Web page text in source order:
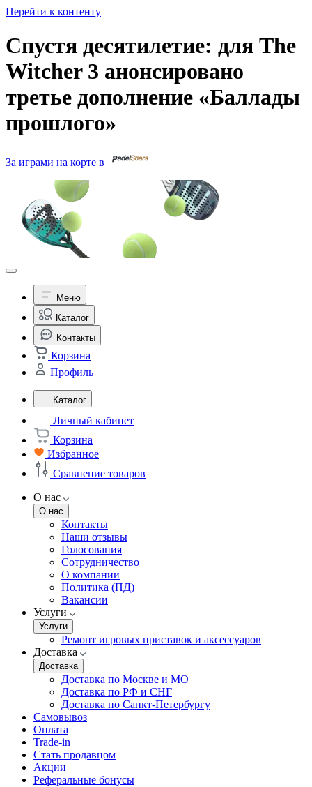
Перейти к контенту
Спустя десятилетие: для The
Witcher 3 анонсировано
третье дополнение «Баллады
прошлого»
За играми на корте в
Меню
Каталог
Контакты
Корзина
Профиль
Каталог
Личный кабинет
Корзина
Избранное
Сравнение товаров
О нас
О нас
Контакты
Наши отзывы
Голосования
Сотрудничество
О компании
Политика (ПД)
Вакансии
Услуги
Услуги
Ремонт игровых приставок и аксессуаров
Доставка
Доставка
Доставка по Москве и МО
Доставка по РФ и СНГ
Доставка по Санкт-Петербургу
Самовывоз
Оплата
Trade-in
Стать продавцом
Акции
Реферальные бонусы